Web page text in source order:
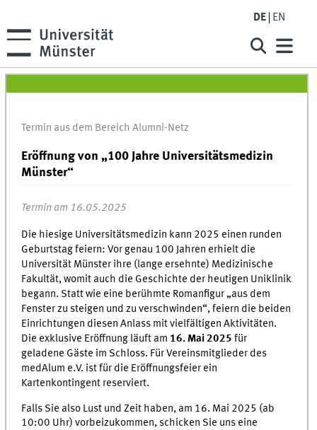
DE EN
Termin aus dem Bereich Alumni-Netz
Eröffnung von „100 Jahre Universitätsmedizin
Münster“
Termin am 16.05.2025
Die hiesige Universitätsmedizin kann 2025 einen runden
Geburtstag feiern: Vor genau 100 Jahren erhielt die
Universität Münster ihre (lange ersehnte) Medizinische
Fakultät, womit auch die Geschichte der heutigen Uniklinik
begann. Statt wie eine berühmte Romanfigur „aus dem
Fenster zu steigen und zu verschwinden“, feiern die beiden
Einrichtungen diesen Anlass mit vielfältigen Aktivitäten.
Die exklusive Eröffnung läuft am 16. Mai 2025 für
geladene Gäste im Schloss. Für Vereinsmitglieder des
medAlum e.V. ist für die Eröffnungsfeier ein
Kartenkontingent reserviert.
Falls Sie also Lust und Zeit haben, am 16. Mai 2025 (ab
10:00 Uhr) vorbeizukommen, schicken Sie uns eine